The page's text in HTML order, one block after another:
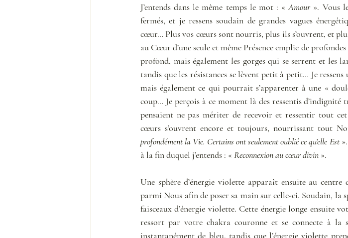
J’entends dans le même temps le mot : « Amour ». Vous
fermés, et je ressens soudain de grandes vagues
cœur… Plus vos cœurs sont nourris, plus ils s’ouvrent, et
au Cœur d’une seule et même Présence emplie de
profond, mais également les gorges qui se serrent et les
tandis que les résistances se lèvent petit à petit… Je
mais également ce qui pourrait s’apparenter à une «
coup… Je perçois à ce moment là des ressentis d’indignité
pensaient ne pas mériter de recevoir et ressentir tout
cœurs s’ouvrent encore et toujours, nourrissant tout
profondément la Vie. Certains ont seulement oublié ce qu’elle Est ».
à la fin duquel j’entends : « Reconnexion au cœur divin ».
Une sphère d’énergie violette apparaît ensuite au
parmi Nous afin de poser sa main sur celle-ci. Soudain, la
faisceaux d’énergie violette. Cette énergie longe ensuite
ressort par votre chakra couronne et se connecte à la
instantanément de bleu, tandis que l’énergie violette